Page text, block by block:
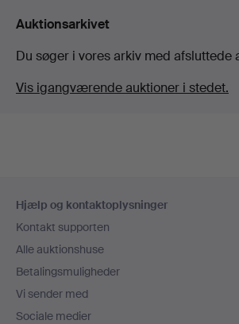
Auktionsarkivet
Du søger i vores arkiv med afsluttede
Vis igangværende auktioner i stedet.
Hjælp og kontaktoplysninger
Kontakt supporten
Alle auktionshuse
Betalingsmuligheder
Vi sender med
Sociale medier